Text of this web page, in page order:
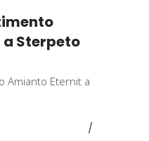
Sterpeto